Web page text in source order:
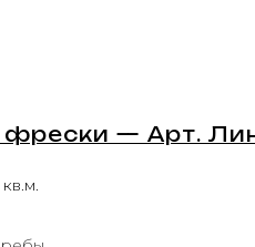
— Арт.
кв.м.